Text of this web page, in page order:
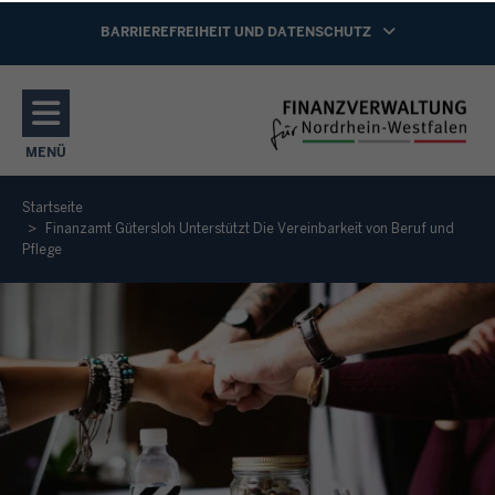
Direkt zum Inhalt
NAVIGATION AKTIVIEREN/DEAKTIVIEREN:
BARRIEREFREIHEIT UND DATENSCHUTZ
MENÜ
NAVIGATION AKTIVIEREN/DEAKTIVIEREN: HAUPTMENÜ
Startseite
Finanzamt Gütersloh Unterstützt Die Vereinbarkeit von Beruf und
Pflege